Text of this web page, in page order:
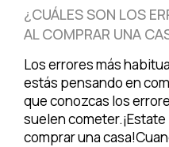
¿CUÁLES SON LOS
AL COMPRAR UNA
Los errores más
estás pensando en
que conozcas los
suelen
comprar una